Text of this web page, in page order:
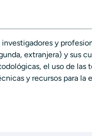
y
extranjera) y sus
el uso de las
y recursos para la